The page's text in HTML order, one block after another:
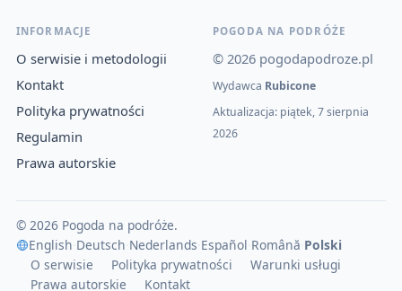
INFORMACJE
O serwisie i metodologii
Kontakt
Polityka prywatności
Regulamin
Prawa autorskie
POGODA NA PODRÓŻE
© 2026 pogodapodroze.pl
Wydawca Rubicone
Aktualizacja: piątek, 7 sierpnia
2026
© 2026 Pogoda na podróże.
English Deutsch Nederlands Español Română Polski
O serwisie
Polityka prywatności
Warunki usługi
Prawa autorskie
Kontakt